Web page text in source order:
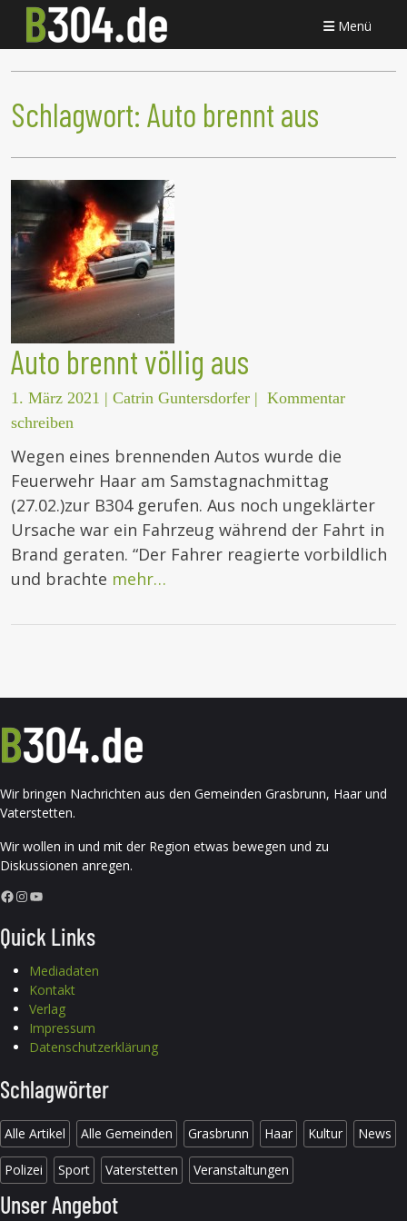
Menü
Schlagwort: Auto brennt aus
Auto brennt völlig aus
1. März 2021 | Catrin Guntersdorfer | Kommentar
schreiben
Wegen eines brennenden Autos wurde die
Feuerwehr Haar am Samstagnachmittag
(27.02.)zur B304 gerufen. Aus noch ungeklärter
Ursache war ein Fahrzeug während der Fahrt in
Brand geraten. “Der Fahrer reagierte vorbildlich
und brachte mehr…
Wir bringen Nachrichten aus den Gemeinden Grasbrunn, Haar und
Vaterstetten.
Wir wollen in und mit der Region etwas bewegen und zu
Diskussionen anregen.
Facebook InstagramYouTube
Quick Links
Mediadaten
Kontakt
Verlag
Impressum
Datenschutzerklärung
Schlagwörter
Alle Artikel Alle Gemeinden Grasbrunn Haar Kultur News
Polizei Sport Vaterstetten Veranstaltungen
Unser Angebot